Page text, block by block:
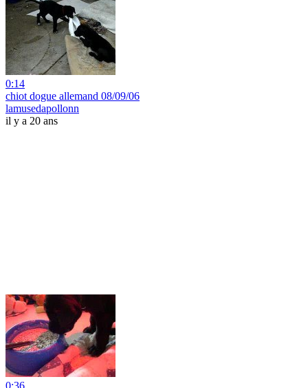
0:14
chiot dogue allemand 08/09/06
lamusedapollonn
il y a 20 ans